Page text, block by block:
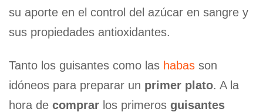
su aporte en el control del azúcar en sangre y
sus propiedades antioxidantes.
Tanto los guisantes como las habas son
idóneos para preparar un primer plato. A la
hora de comprar los primeros guisantes